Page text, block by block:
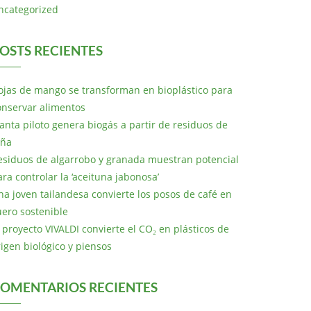
RECIENTES
de mango se transforman en bioplástico para
alimentos
piloto genera biogás a partir de residuos de
de algarrobo y granada muestran potencial
controlar la ‘aceituna jabonosa’
joven tailandesa convierte los posos de café en
sostenible
proyecto VIVALDI convierte el CO₂ en plásticos de
biológico y piensos
RECIENTES